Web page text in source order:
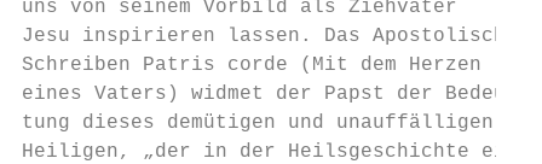
uns von seinem Vorbild als Ziehvater
Jesu inspirieren lassen. Das
Schreiben Patris corde (Mit dem Herzen
eines Vaters) widmet der Papst der
tung dieses demütigen und unauffälligen
Heiligen, „der in der Heilsgeschichte